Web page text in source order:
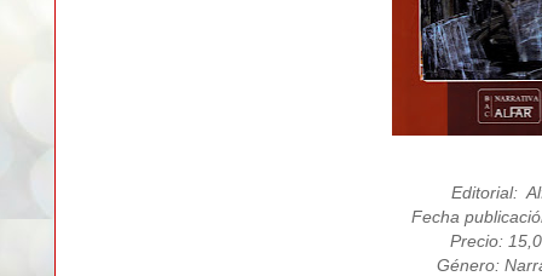
Editorial:
Fecha
Precio:
Género: